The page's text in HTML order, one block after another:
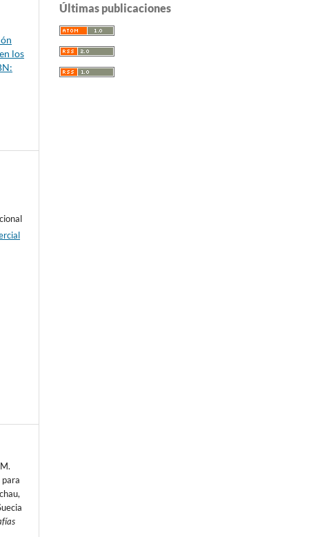
los
Últimas publicaciones